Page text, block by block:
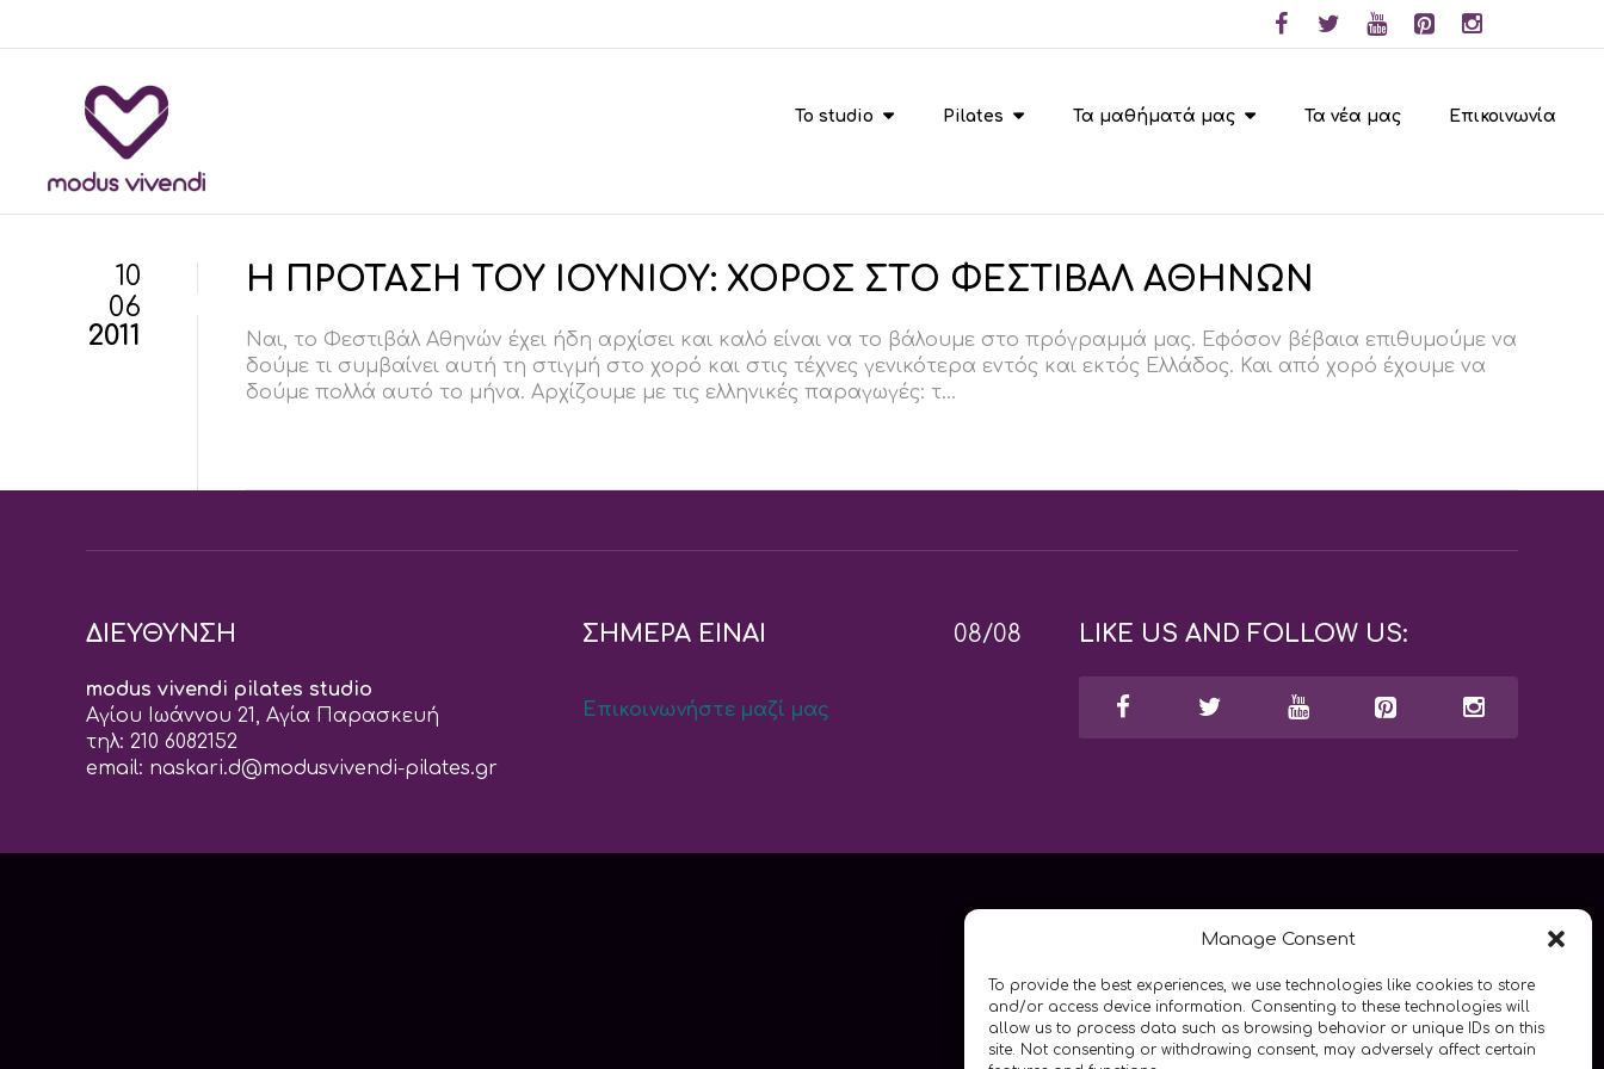
Manage Consent
To provide the best experiences, we use technologies like cookies to store
and/or access device information. Consenting to these technologies will
allow us to process data such as browsing behavior or unique IDs on this
site. Not consenting or withdrawing consent, may adversely affect certain
To studio Pilates Τα μαθήματά μας Τα νέα μας Επικοινωνία
10
06
2011
Η ΠΡΟΤΑΣΗ ΤΟΥ ΙΟΥΝΙΟΥ: ΧΟΡΟΣ ΣΤΟ ΦΕΣΤΙΒΑΛ ΑΘΗΝΩΝ
Ναι, το Φεστιβάλ Αθηνών έχει ήδη αρχίσει και καλό είναι να το βάλουμε στο πρόγραμμά μας. Εφόσον βέβαια επιθυμούμε να
δούμε τι συμβαίνει αυτή τη στιγμή στο χορό και στις τέχνες γενικότερα εντός και εκτός Ελλάδος. Και από χορό έχουμε να
δούμε πολλά αυτό το μήνα. Αρχίζουμε με τις ελληνικές παραγωγές: τ...
ΔΙΕΥΘΥΝΣΗ
modus vivendi pilates studio
Αγίου Ιωάννου 21, Αγία Παρασκευή
τηλ: 210 6082152
email: naskari.d@modusvivendi-pilates.gr
ΣΗΜΕΡΑ ΕΙΝΑΙ 08/08
Επικοινωνήστε μαζί μας
LIKE US AND FOLLOW US: